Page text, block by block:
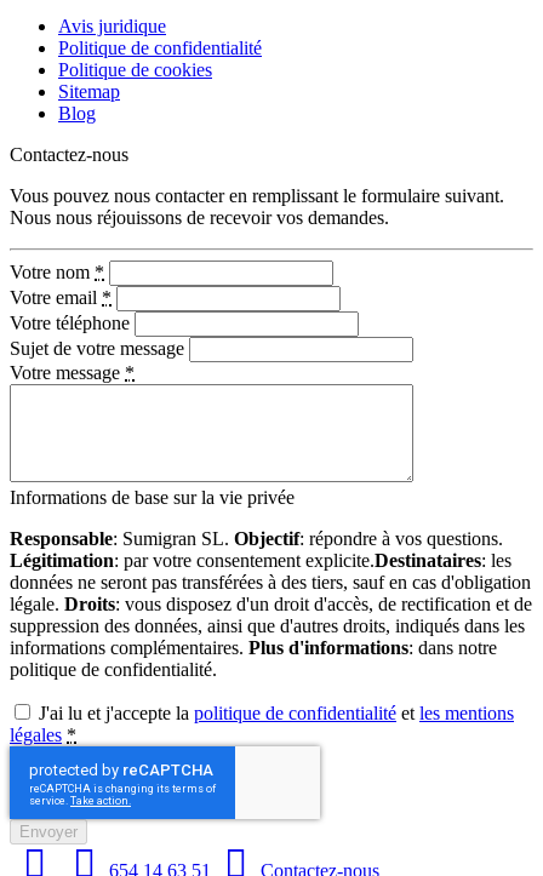
Avis juridique
Politique de confidentialité
Politique de cookies
Sitemap
Blog
Contactez-nous
Vous pouvez nous contacter en remplissant le formulaire suivant.
Nous nous réjouissons de recevoir vos demandes.
Votre nom *
Votre email *
Votre téléphone
Sujet de votre message
Votre message *
Informations de base sur la vie privée
Responsable: Sumigran SL. Objectif: répondre à vos questions.
Légitimation: par votre consentement explicite.Destinataires: les
données ne seront pas transférées à des tiers, sauf en cas d'obligation
légale. Droits: vous disposez d'un droit d'accès, de rectification et de
suppression des données, ainsi que d'autres droits, indiqués dans les
informations complémentaires. Plus d'informations: dans notre
politique de confidentialité.
J'ai lu et j'accepte la politique de confidentialité et les mentions
légales *
Envoyer
654 14 63 51 Contactez-nous